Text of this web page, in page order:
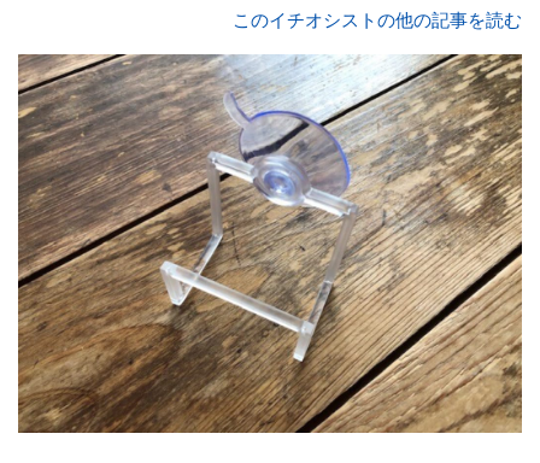
スマホ1つでスキマ時間に効率的に稼ぐ！』（翔泳社刊） ほか著書多
数。ブログは「川崎さちえのごちゃまぜ日記」。
■経歴：2003年、夫が子育てをするために、突然会社を辞める。翌月
からの給料が０円になり、家にいながら、しかも空いた時間でできる
オークションに目をつける。しかし、取引の仕方がわからずに、まず
は落札者として参加。その後、出品者側にまわり、家の中の物を出品
しまくる。出品する物がほぼなくなってからは、仕入れを経験。ネッ
トオークションを生活の一部に取り入れるべく、「ネットオークショ
ンやフリマアプリは生活のインフラになる」という考えを持つ。また
消費税増税の社会においては、ネットオークションやフリマアプリが
家計の救世主になりえると考え、業者とは違う視点でユーザーとして
参加中。
このイチオシストの他の記事を読む